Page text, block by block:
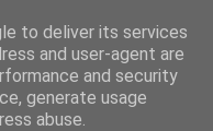
to deliver its services
and user-agent are
and security
generate usage
abuse.